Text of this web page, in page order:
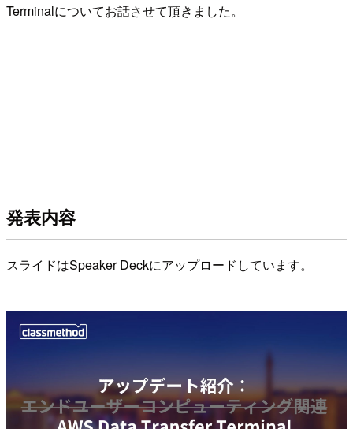
Terminalについてお話させて頂きました。
発表内容
スライドはSpeaker Deckにアップロードしています。